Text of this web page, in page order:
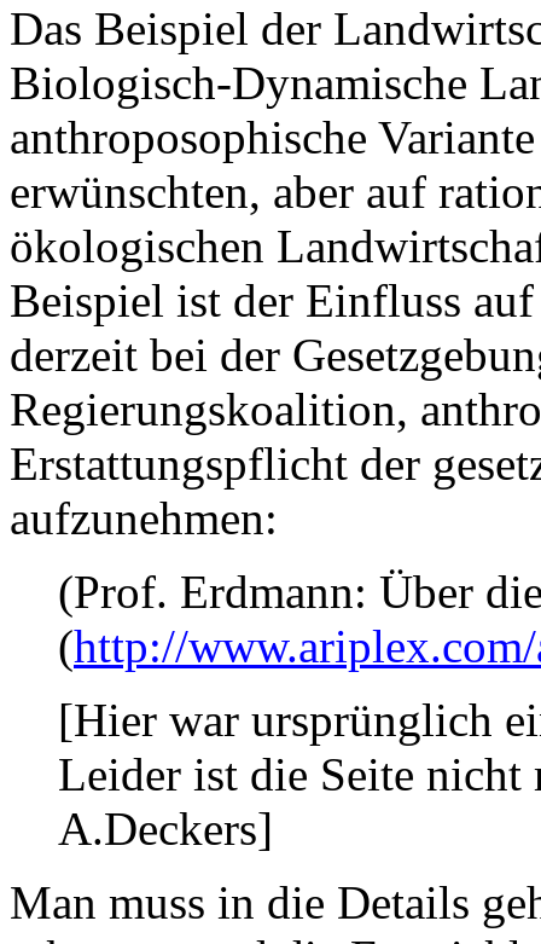
Das Beispiel der
Biologisch-Dynamische
anthroposophische
erwünschten, aber auf
ökologischen
Beispiel ist der Einfluss auf
derzeit bei der
Regierungskoalition,
Erstattungspflicht der
aufzunehmen:
(Prof. Erdmann: Über
(http://
[Hier war ursprünglich
Leider ist die Seite nicht
A.Deckers]
Man muss in die Details